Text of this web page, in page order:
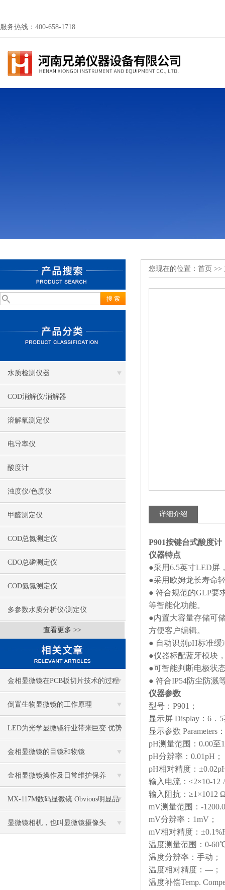
服务热线：400-658-1718
水质检测仪器
COD消解仪/消解器
溶解氧测定仪
电导率仪
酸度计
浊度仪/色度仪
甲醛测定仪
COD总氮测定仪
CDO总磷测定仪
COD氨氮测定仪
多参数水质分析仪/测定仪
查看更多 >>
金相显微镜在PCB板切片技术的过程
控制中的作用
倒置生物显微镜的工作原理
LED为光学显微镜行业带来巨变 优势
比传统卤素更明显
金相显微镜的目镜和物镜
金相显微镜操作及日常维护保养
MX-117M数码显微镜 Obvious明显品
牌值得推荐
显微镜相机，也叫显微镜摄像头
您现在的位置： 首页 >>
详细介绍
P901按键台式酸度计
仪器特点
●采用6.5英寸LED屏
●采用欧姆龙长寿命
● 符合规范的GLP要
等智能化功能。
●内置大容量存储可
方便客户编辑。
● 自动识别pH标准
●仪器标配蓝牙模块
●可智能判断电极状
● 符合IP54防尘防溅
仪器参数
型号：P901；
显示屏 Display：6．
显示参数 Parameters
pH测量范围：0.00至
pH分辨率：0.01pH；
pH相对精度：
输入电流：≤2×10-12
输入阻抗：≥1×1012
mV测量范围：-
mV分辨率：1mV；
mV相对精度：
温度测量范围：0-
温度分辨率：手动；
温度相对精度：—；
温度补偿Temp.